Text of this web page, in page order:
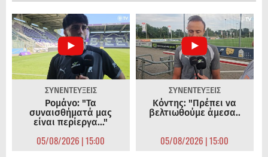
ΣΥΝΕΝΤΕΥΞΕΙΣ
Ρομάνο: "Τα
συναισθήματά μας
είναι περίεργα..."
05/08/2026 | 15:00
ΣΥΝΕΝΤΕΥΞΕΙΣ
Κόντης: "Πρέπει να
βελτιωθούμε άμεσα..
05/08/2026 | 15:00